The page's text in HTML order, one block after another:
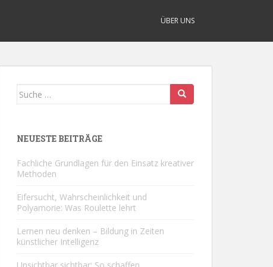
ÜBER UNS
Suche
NEUESTE BEITRÄGE
Fachliche Grundlagen für den Einsatz kreativer
Methoden
Eifersucht, Wahrscheinlichkeit und
Polyamorie: Was Roulette lehrt
Lernen neu denken – Bildung in Zeiten
künstlicher Intelligenz